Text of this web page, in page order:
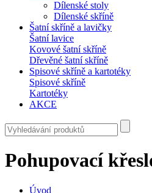
Dílenské stoly
Dílenské skříně
Šatní skříně a lavičky
Šatní lavice
Kovové šatní skříně
Dřevěné šatní skříně
Spisové skříně a kartotéky
Spisové skříně
Kartotéky
AKCE
Pohupovací
Úvod